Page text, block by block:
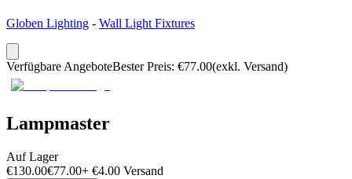
Globen Lighting - Wall Light Fixtures
Verfügbare AngeboteBester Preis: €77.00(exkl. Versand)
Lampmaster
Auf Lager
€130.00€77.00+ €4.00 Versand